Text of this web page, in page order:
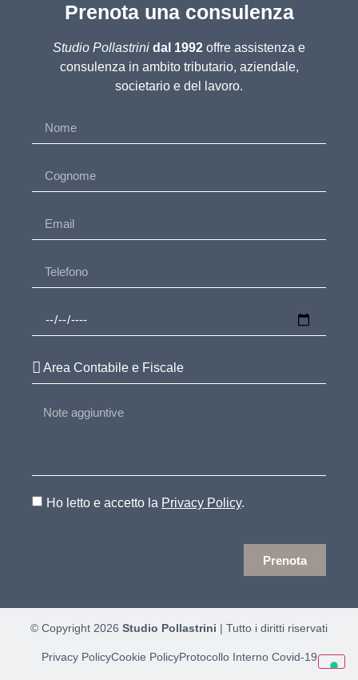
Prenota una consulenza
Studio Pollastrini dal 1992 offre assistenza e
consulenza in ambito tributario, aziendale,
societario e del lavoro.
Ho letto e accetto la Privacy Policy.
Prenota
© Copyright 2026 Studio Pollastrini | Tutto i diritti riservati
Privacy PolicyCookie PolicyProtocollo Interno Covid-19